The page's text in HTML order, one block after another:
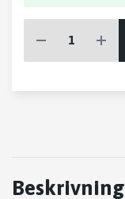
Beskrivning